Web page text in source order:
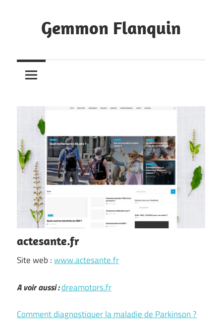
contentGemmon Flanquin
actesante.fr
Site web :www.actesante.fr
A voir aussi :dreamotors.fr
Comment diagnostiquer la maladie de Parkinson ?